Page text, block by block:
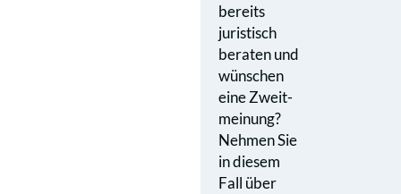
bereits
juristisch
beraten und
wünschen
eine Zweit­
meinung?
Nehmen Sie
in diesem
Fall über